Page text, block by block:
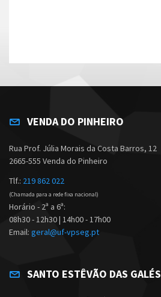
VENDA DO PINHEIRO
Rua Prof. Júlia Morais da Costa Barros, 12
2665-555 Venda do Pinheiro
Tlf.: 219 862 022
(Chamada para a rede fixa nacional)
Horário - 2ª a 6ª:
08h30 - 12h30 | 14h00 - 17h00
Email: geral@uf-vpseg.pt
SANTO ESTÊVÃO DAS GALÉS